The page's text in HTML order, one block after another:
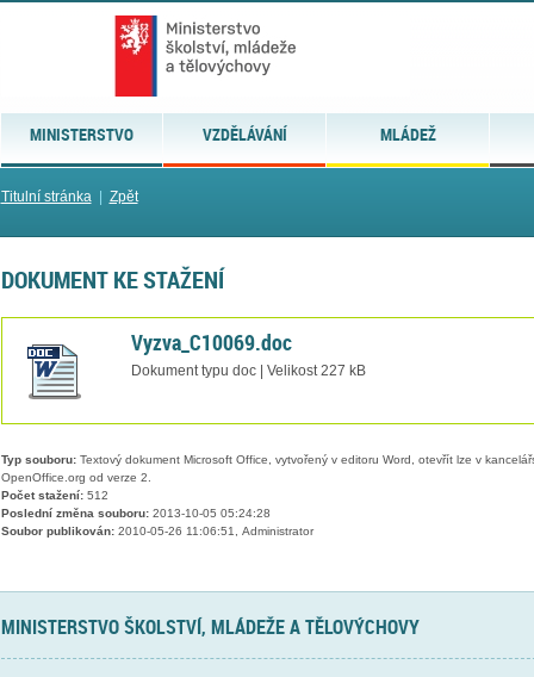
MINISTERSTVO VZDĚLÁVÁNÍ MLÁDEŽ
Titulní stránka| Zpět
DOKUMENT KE STAŽENÍ
Vyzva_C10069.doc
Dokument typu doc | Velikost 227 kB
Typ souboru:Textový dokument Microsoft Office, vytvořený v editoru Word, otevřít lze v
OpenOffice.org od verze 2.
Počet stažení:512
Poslední změna souboru:2013-10-05 05:24:28
Soubor publikován:2010-05-26 11:06:51, Administrator
MINISTERSTVO ŠKOLSTVÍ, MLÁDEŽE A TĚLOVÝCHOVY